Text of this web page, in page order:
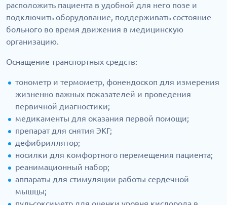
расположить пациента в удобной для него позе и
подключить оборудование, поддерживать состояние
больного во время движения в медицинскую
организацию.
Оснащение транспортных средств:
тонометр и термометр, фонендоскоп для измерения
жизненно важных показателей и проведения
первичной диагностики;
медикаменты для оказания первой помощи;
препарат для снятия ЭКГ;
дефибриллятор;
носилки для комфортного перемещения пациента;
реанимационный набор;
аппараты для стимуляции работы сердечной
мышцы;